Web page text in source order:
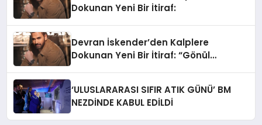
Dokunan Yeni Bir İtiraf:
Devran İskender’den Kalplere
Dokunan Yeni Bir İtiraf: “Gönül
‘ULUSLARARASI SIFIR ATIK GÜNÜ’ BM
NEZDİNDE KABUL EDİLDİ